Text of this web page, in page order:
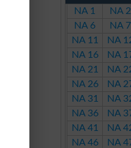
NA 1 NA 2
NA 6
NA 7
NA 11
NA
NA 16
NA
NA 21
NA
NA 26
NA
NA 31
NA
NA 36
NA
NA 41
NA
NA 46
NA